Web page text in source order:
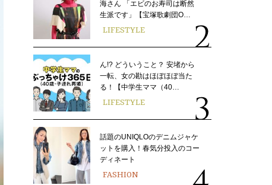
海さん 「エビのお寿司は断然
生派です」【宝塚歌劇団O…
LIFESTYLE
ん!? どういうこと？ 安堵から
一転、女の勘はほぼほぼ当た
る！【中学生ママ（40…
LIFESTYLE
話題のUNIQLOのデニムジャケ
ットを購入！春気分投入のコー
ディネート
FASHION